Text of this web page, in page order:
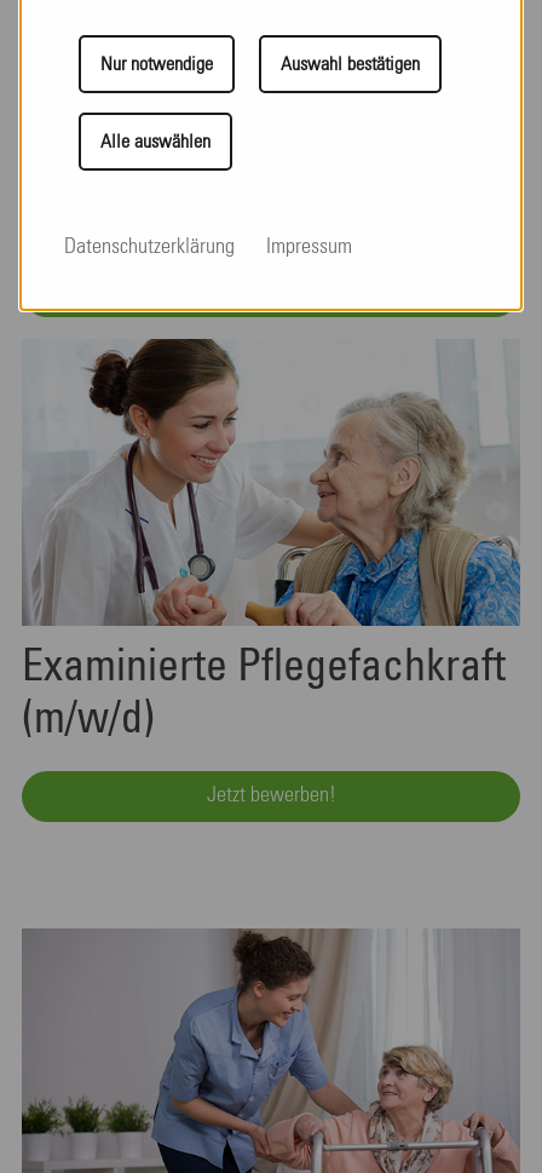
Bei Fragen kannst Du uns auch gerne telefonisch
Examinierte Pflegefachkraft
(m/w/d)
Jetzt bewerben!
Nur notwendige Auswahl bestätigen
Alle auswählen
Datenschutzerklärung Impressum